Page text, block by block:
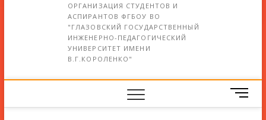
ОРГАНИЗАЦИЯ СТУДЕНТОВ И
АСПИРАНТОВ ФГБОУ ВО
"ГЛАЗОВСКИЙ ГОСУДАРСТВЕННЫЙ
ИНЖЕНЕРНО-ПЕДАГОГИЧЕСКИЙ
УНИВЕРСИТЕТ ИМЕНИ
В.Г.КОРОЛЕНКО"
М
е